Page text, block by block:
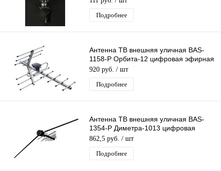
Подробнее
Антенна ТВ внешняя уличная BAS-
1158-P Орбита-12 цифровая эфирная
для DVB-T2 телевидения
920 руб. / шт
Подробнее
Антенна ТВ внешняя уличная BAS-
1354-P Диметра-1013 цифровая
эфирная для DVB-T2 телевидения
Рэмо
862,5 руб. / шт
Подробнее